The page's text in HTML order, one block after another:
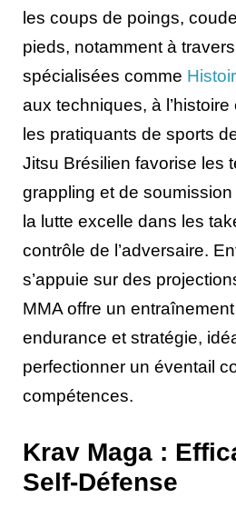
les coups de poings,
pieds, notamment à
spécialisées comme
aux techniques, à
les pratiquants de sports
Jitsu Brésilien favorise les
grappling et de
la lutte excelle dans les
contrôle de l’adversaire.
s’appuie sur des
MMA offre un
endurance et stratégie,
perfectionner un éventail
compétences.
Krav Maga :
Self-Défense